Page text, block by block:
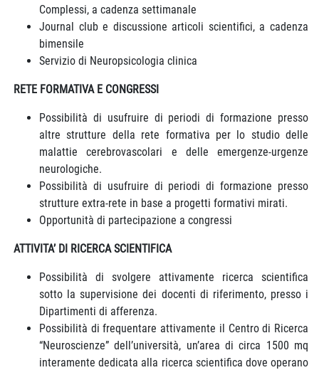
Complessi, a cadenza settimanale
Journal club e discussione articoli scientifici, a cadenza
bimensile
Servizio di Neuropsicologia clinica
RETE FORMATIVA E CONGRESSI
Possibilità di usufruire di periodi di formazione presso
altre strutture della rete formativa per lo studio delle
malattie cerebrovascolari e delle emergenze-urgenze
neurologiche.
Possibilità di usufruire di periodi di formazione presso
strutture extra-rete in base a progetti formativi mirati.
Opportunità di partecipazione a congressi
ATTIVITA’ DI RICERCA SCIENTIFICA
Possibilità di svolgere attivamente ricerca scientifica
sotto la supervisione dei docenti di riferimento, presso i
Dipartimenti di afferenza.
Possibilità di frequentare attivamente il Centro di Ricerca
“Neuroscienze” dell’università, un’area di circa 1500 mq
interamente dedicata alla ricerca scientifica dove operano